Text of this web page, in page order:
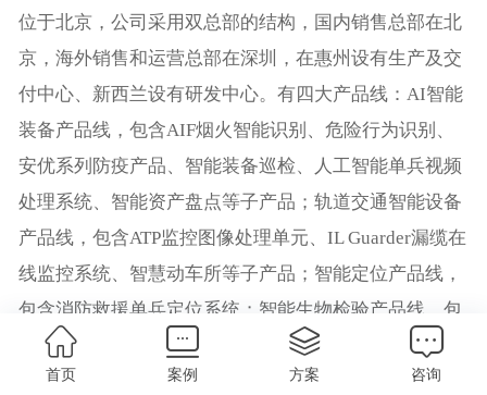
位于北京，公司采用双总部的结构，国内销售总部在北
京，海外销售和运营总部在深圳，在惠州设有生产及交
付中心、新西兰设有研发中心。有四大产品线：AI智能
装备产品线，包含AIF烟火智能识别、危险行为识别、
安优系列防疫产品、智能装备巡检、人工智能单兵视频
处理系统、智能资产盘点等子产品；轨道交通智能设备
产品线，包含ATP监控图像处理单元、IL Guarder漏缆在
线监控系统、智慧动车所等子产品；智能定位产品线，
包含消防救援单兵定位系统；智能生物检验产品线，包
含ILG-110智能毛发毒品快检设备等。
首页 案例 方案 咨询